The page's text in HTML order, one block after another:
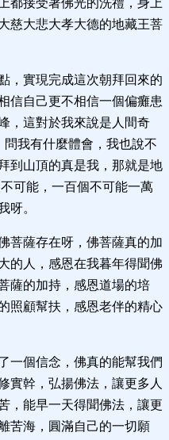
都接受著佛光的洗禮，身上
慈大悲大孝大德的地藏王菩
，實現完成這次朝拜回來的
信自己更不相信一個偏癱患
，這對於我來說是人間奇
我有什麼體會，我也說不
到山頂的真是我，那就是地
可能，一百個不可能一萬
呀。
菩薩存在呀，佛菩薩真的加
的人，感恩在我暮年得聞佛
薩的加持，感恩道場的培
照顧幫扶，感恩老伴的精心
一個信念，佛真的能幫我們
實幹，弘揚佛法，讓更多人
，能早一天得聞佛法，讓更
苦海，圓滿自己的一切願